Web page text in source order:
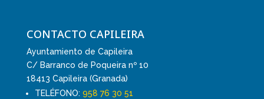
CONTACTO CAPILEIRA
Ayuntamiento de Capileira
C/ Barranco de Poqueira nº 10
18413 Capileira (Granada)
TELÉFONO: 958 76 30 51